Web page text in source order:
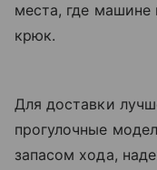
места, где
крюк.
Для доставки
прогулочные
запасом хода,